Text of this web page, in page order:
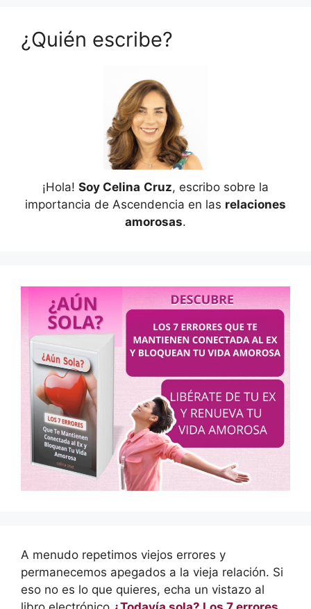
¿Quién escribe?
¡Hola! Soy Celina Cruz, escribo sobre la
importancia de Ascendencia en las relaciones
amorosas.
A menudo repetimos viejos errores y
permanecemos apegados a la vieja relación. Si
eso no es lo que quieres, echa un vistazo al